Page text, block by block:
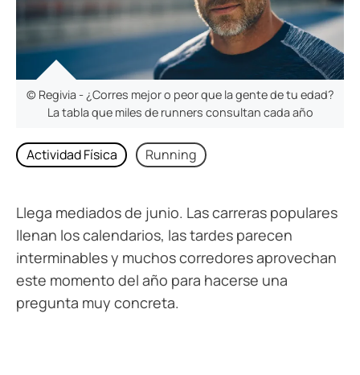
© Regivia - ¿Corres mejor o peor que la gente de tu edad?
La tabla que miles de runners consultan cada año
Actividad Física Running
Llega mediados de junio. Las carreras populares
llenan los calendarios, las tardes parecen
interminables y muchos corredores aprovechan
este momento del año para hacerse una
pregunta muy concreta.